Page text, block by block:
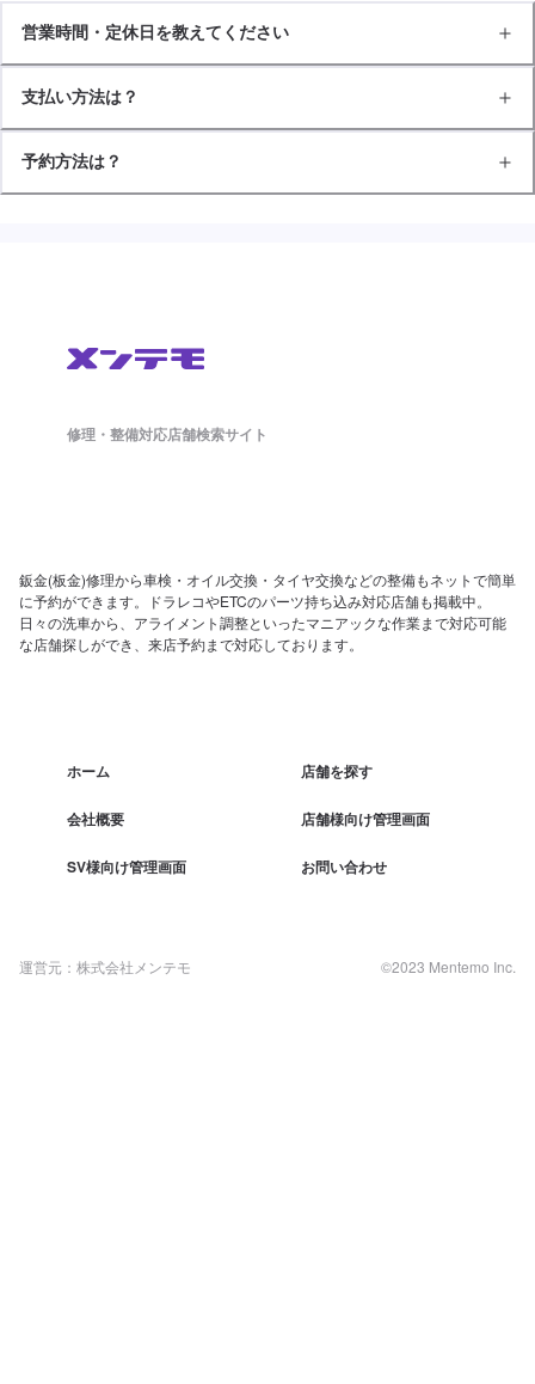
営業時間・定休日を教えてください
支払い方法は？
予約方法は？
修理・整備対応店舗検索サイト
鈑金(板金)修理から車検・オイル交換・タイヤ交換などの整備もネットで簡単
に予約ができます。ドラレコやETCのパーツ持ち込み対応店舗も掲載中。
日々の洗車から、アライメント調整といったマニアックな作業まで対応可能
な店舗探しができ、来店予約まで対応しております。
ホーム 店舗を探す
会社概要 店舗様向け管理画面
SV様向け管理画面 お問い合わせ
運営元：株式会社メンテモ ©2023 Mentemo Inc.